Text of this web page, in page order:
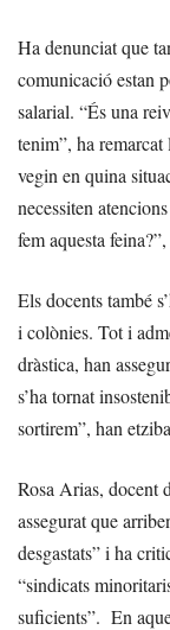
Ha denunciat que
comunicació estan
salarial. “És una
tenim”, ha
vegin en quina
necessiten
fem aquesta
Els docents també
i colònies. Tot i
dràstica, han
s’ha tornat
sortirem”, han
Rosa Arias, docent
assegurat que
desgastats” i ha
“sindicats
suficients”. En